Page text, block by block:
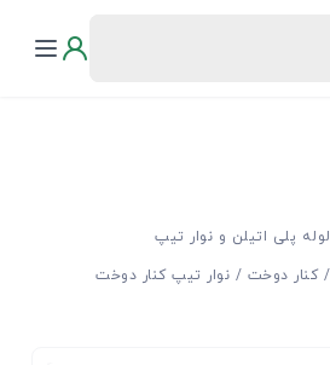
لوله پلی اتیلن و نوار تیپ
کنار دوخت نوار تیپ کنار دوخت